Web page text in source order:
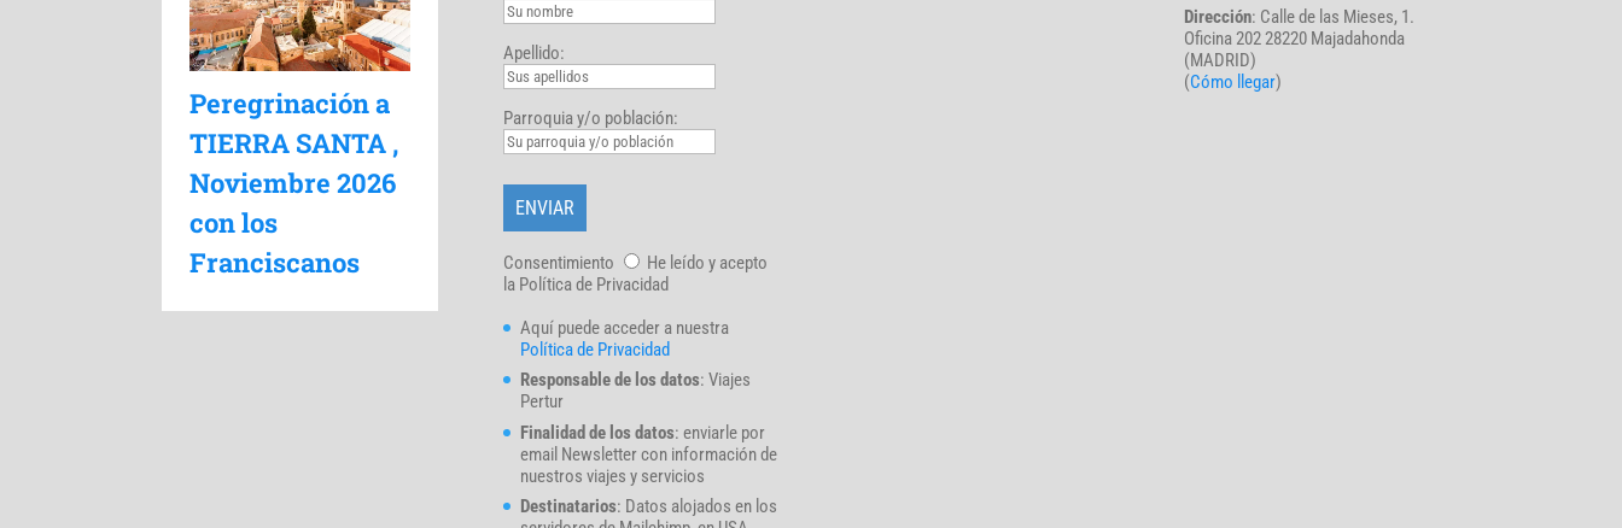
Peregrinación a
TIERRA SANTA ,
Noviembre 2026
con los
Franciscanos
Apellido:
Parroquia y/o población:
Consentimiento
He leído y acepto
la Política de Privacidad
Aquí puede acceder a nuestra
Política de Privacidad
Responsable de los datos: Viajes
Pertur
Finalidad de los datos: enviarle por
email Newsletter con información de
nuestros viajes y servicios
Destinatarios: Datos alojados en los
Dirección: Calle de las Mieses, 1.
Oficina 202 28220 Majadahonda
(MADRID)
(Cómo llegar)